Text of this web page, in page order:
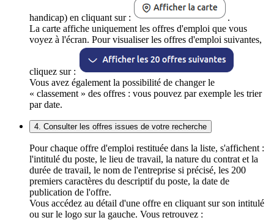
handicap) en cliquant sur :
.
La carte affiche uniquement les offres d'emploi que vous
voyez à l'écran. Pour visualiser les offres d'emploi suivantes,
cliquez sur :
Vous avez également la possibilité de changer le
« classement » des offres : vous pouvez par exemple les trier
par date.
4. Consulter les offres issues de votre recherche
Pour chaque offre d'emploi restituée dans la liste, s'affichent :
l'intitulé du poste, le lieu de travail, la nature du contrat et la
durée de travail, le nom de l'entreprise si précisé, les 200
premiers caractères du descriptif du poste, la date de
publication de l'offre.
Vous accédez au détail d'une offre en cliquant sur son intitulé
ou sur le logo sur la gauche. Vous retrouvez :